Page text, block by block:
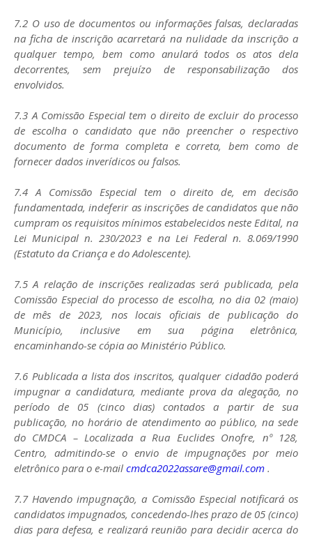
7.2 O uso de documentos ou informações falsas, declaradas
na ficha de inscrição acarretará na nulidade da inscrição a
qualquer tempo, bem como anulará todos os atos dela
decorrentes, sem prejuízo de responsabilização dos
envolvidos.
7.3 A Comissão Especial tem o direito de excluir do processo
de escolha o candidato que não preencher o respectivo
documento de forma completa e correta, bem como de
fornecer dados inverídicos ou falsos.
7.4 A Comissão Especial tem o direito de, em decisão
fundamentada, indeferir as inscrições de candidatos que não
cumpram os requisitos mínimos estabelecidos neste Edital, na
Lei Municipal n. 230/2023 e na Lei Federal n. 8.069/1990
(Estatuto da Criança e do Adolescente).
7.5 A relação de inscrições realizadas será publicada, pela
Comissão Especial do processo de escolha, no dia 02 (maio)
de mês de 2023, nos locais oficiais de publicação do
Município, inclusive em sua página eletrônica,
encaminhando-se cópia ao Ministério Público.
7.6 Publicada a lista dos inscritos, qualquer cidadão poderá
impugnar a candidatura, mediante prova da alegação, no
período de 05 (cinco dias) contados a partir de sua
publicação, no horário de atendimento ao público, na sede
do CMDCA – Localizada a Rua Euclides Onofre, nº 128,
Centro, admitindo-se o envio de impugnações por meio
eletrônico para o e-mail cmdca2022assare@gmail.com .
7.7 Havendo impugnação, a Comissão Especial notificará os
candidatos impugnados, concedendo-lhes prazo de 05 (cinco)
dias para defesa, e realizará reunião para decidir acerca do